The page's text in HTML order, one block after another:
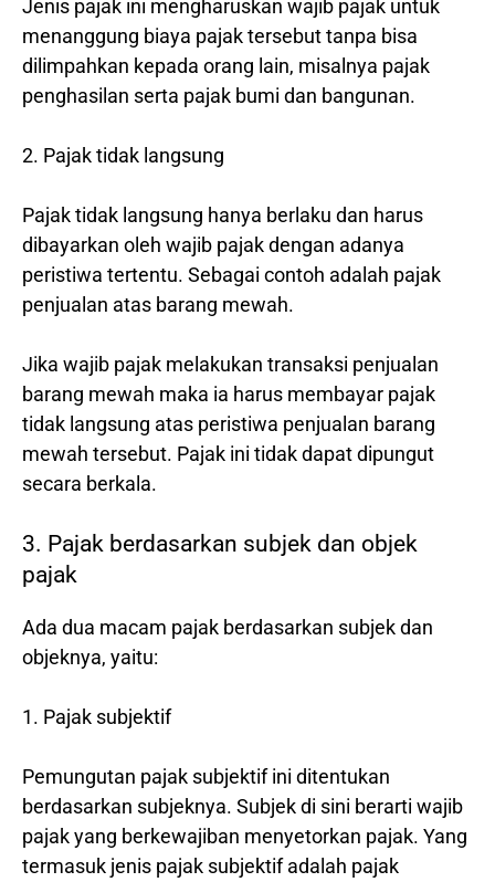
Jenis pajak ini mengharuskan wajib pajak untuk
menanggung biaya pajak tersebut tanpa bisa
dilimpahkan kepada orang lain, misalnya pajak
penghasilan serta pajak bumi dan bangunan.
2. Pajak tidak langsung
Pajak tidak langsung hanya berlaku dan harus
dibayarkan oleh wajib pajak dengan adanya
peristiwa tertentu. Sebagai contoh adalah pajak
penjualan atas barang mewah.
Jika wajib pajak melakukan transaksi penjualan
barang mewah maka ia harus membayar pajak
tidak langsung atas peristiwa penjualan barang
mewah tersebut. Pajak ini tidak dapat dipungut
secara berkala.
3. Pajak berdasarkan subjek dan objek
pajak
Ada dua macam pajak berdasarkan subjek dan
objeknya, yaitu:
1. Pajak subjektif
Pemungutan pajak subjektif ini ditentukan
berdasarkan subjeknya. Subjek di sini berarti wajib
pajak yang berkewajiban menyetorkan pajak. Yang
termasuk jenis pajak subjektif adalah pajak